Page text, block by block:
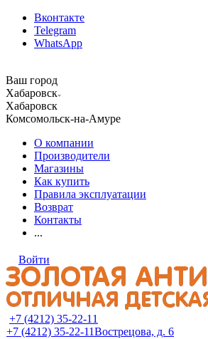
Вконтакте
Telegram
WhatsApp
Ваш город
Хабаровск
Хабаровск
Комсомольск-на-Амуре
О компании
Производители
Магазины
Как купить
Правила эксплуатации
Возврат
Контакты
...
Войти
+7 (4212) 35-22-11
+7 (4212) 35-22-11Вострецова, д. 6